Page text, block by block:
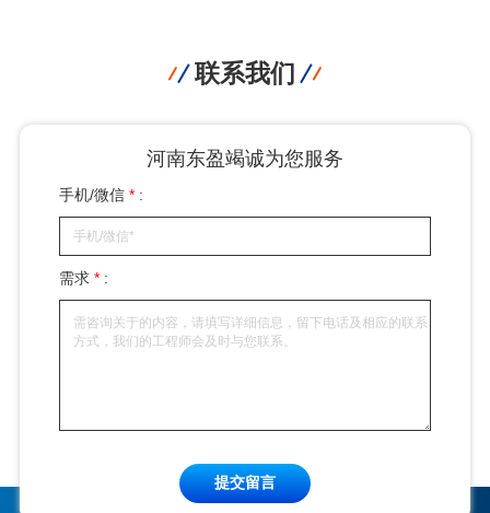
联系我们
河南东盈竭诚为您服务
手机/微信* :
需求* :
提交留言